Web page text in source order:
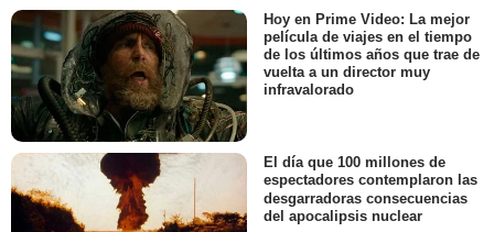
Hoy en Prime Video: La mejor
película de viajes en el tiempo
de los últimos años que trae de
vuelta a un director muy
infravalorado
El día que 100 millones de
espectadores contemplaron las
desgarradoras consecuencias
del apocalipsis nuclear